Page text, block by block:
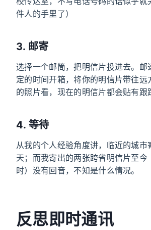
件人的手里了）
3. 邮寄
选择一个邮筒，把明信片投进去。邮
定的时间开箱，将你的明信片带往远
的照片看，现在的明信片都会贴有跟
4. 等待
从我的个人经验角度讲，临近的城市
天；而我寄出的两张跨省明信片至今
时）没有回音，不知是什么情况。
反思即时通讯